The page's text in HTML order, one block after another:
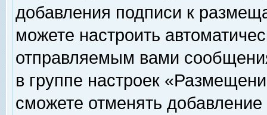
добавления подписи к
можете настроить
отправляемым вами
в группе настроек
сможете отменять